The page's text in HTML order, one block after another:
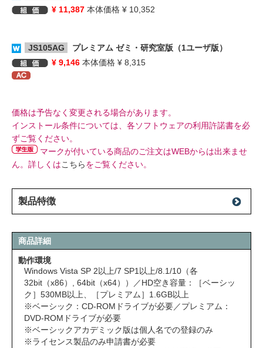
¥ 11,387 本体価格 ¥ 10,352
JS105AG
プレミアム ゼミ・研究室版（1ユーザ版）
¥ 9,146 本体価格 ¥ 8,315
価格は予告なく変更される場合があります。
インストール条件については、各ソフトウェアの利用許諾書を必
ずご覧ください。
マークが付いている商品のご注文はWEBからは出来ませ
ん。詳しくはこちらをご覧ください。
製品特徴
商品詳細
動作環境
Windows Vista SP 2以上/7 SP1以上/8.1/10（各
32bit（x86）, 64bit（x64））／HD空き容量：［ベーシッ
ク］530MB以上、［プレミアム］1.6GB以上
※ベーシック：CD-ROMドライブが必要／プレミアム：
DVD-ROMドライブが必要
※ベーシックアカデミック版は個人名での登録のみ
※ライセンス製品のみ申請書が必要